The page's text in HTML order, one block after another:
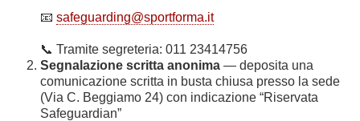
📧 safeguarding@sportforma.it
📞 Tramite segreteria: 011 23414756
Segnalazione scritta anonima — deposita una
comunicazione scritta in busta chiusa presso la sede
(Via C. Beggiamo 24) con indicazione “Riservata
Safeguardian”